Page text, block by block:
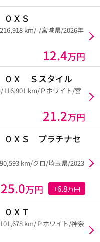
０ＸＳ
km/-/宮城県/2026年
12.4万円
０Ｘ Ｓスタイル
116,901 km/Ｐホワイト/宮
21.2万円
０ＸＳ プラチナセ
km/クロ/埼玉県/2023
25.0万円 +6.8万円
０ＸＴ
km/Ｐホワイト/神奈